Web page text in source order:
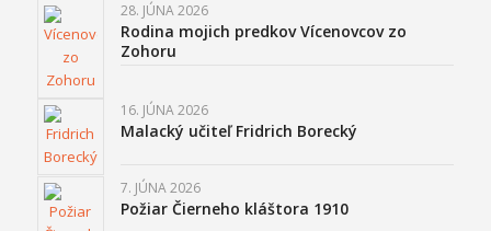
28. JÚNA 2026
Rodina mojich predkov Vícenovcov zo
Zohoru
16. JÚNA 2026
Malacký učiteľ Fridrich Borecký
7. JÚNA 2026
Požiar Čierneho kláštora 1910